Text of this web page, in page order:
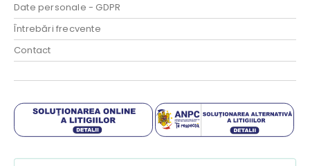
Date personale - GDPR
Întrebări frecvente
Contact